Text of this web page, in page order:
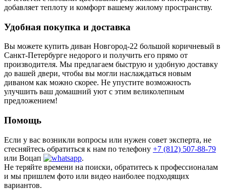
добавляет теплоту и комфорт вашему жилому пространству.
Удобная покупка и доставка
Вы можете купить диван Новгород-22 большой коричневый в
Санкт-Петербурге недорого и получить его прямо от
производителя. Мы предлагаем быструю и удобную доставку
до вашей двери, чтобы вы могли наслаждаться новым
диваном как можно скорее. Не упустите возможность
улучшить ваш домашний уют с этим великолепным
предложением!
Помощь
Если у вас возникли вопросы или нужен совет эксперта, не
стесняйтесь обратиться к нам по телефону +7 (812) 507-88-79
или Воцап
.
Не теряйте времени на поиски, обратитесь к профессионалам
и мы пришлем фото или видео наиболее подходящих
вариантов.